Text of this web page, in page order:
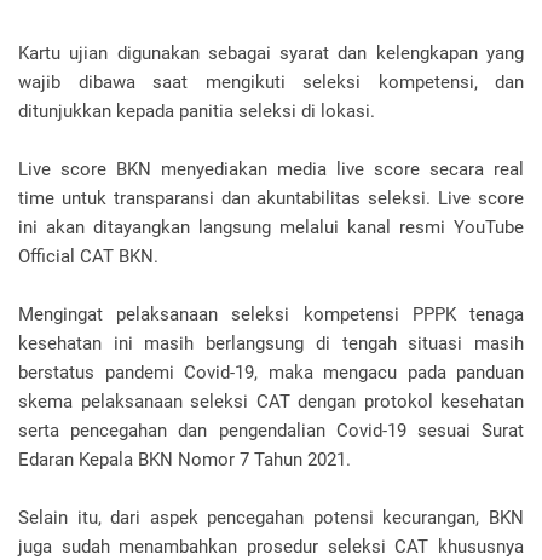
Kartu ujian digunakan sebagai syarat dan kelengkapan yang
wajib dibawa saat mengikuti seleksi kompetensi, dan
ditunjukkan kepada panitia seleksi di lokasi.
Live score BKN menyediakan media live score secara real
time untuk transparansi dan akuntabilitas seleksi. Live score
ini akan ditayangkan langsung melalui kanal resmi YouTube
Official CAT BKN.
Mengingat pelaksanaan seleksi kompetensi PPPK tenaga
kesehatan ini masih berlangsung di tengah situasi masih
berstatus pandemi Covid-19, maka mengacu pada panduan
skema pelaksanaan seleksi CAT dengan protokol kesehatan
serta pencegahan dan pengendalian Covid-19 sesuai Surat
Edaran Kepala BKN Nomor 7 Tahun 2021.
Selain itu, dari aspek pencegahan potensi kecurangan, BKN
juga sudah menambahkan prosedur seleksi CAT khususnya